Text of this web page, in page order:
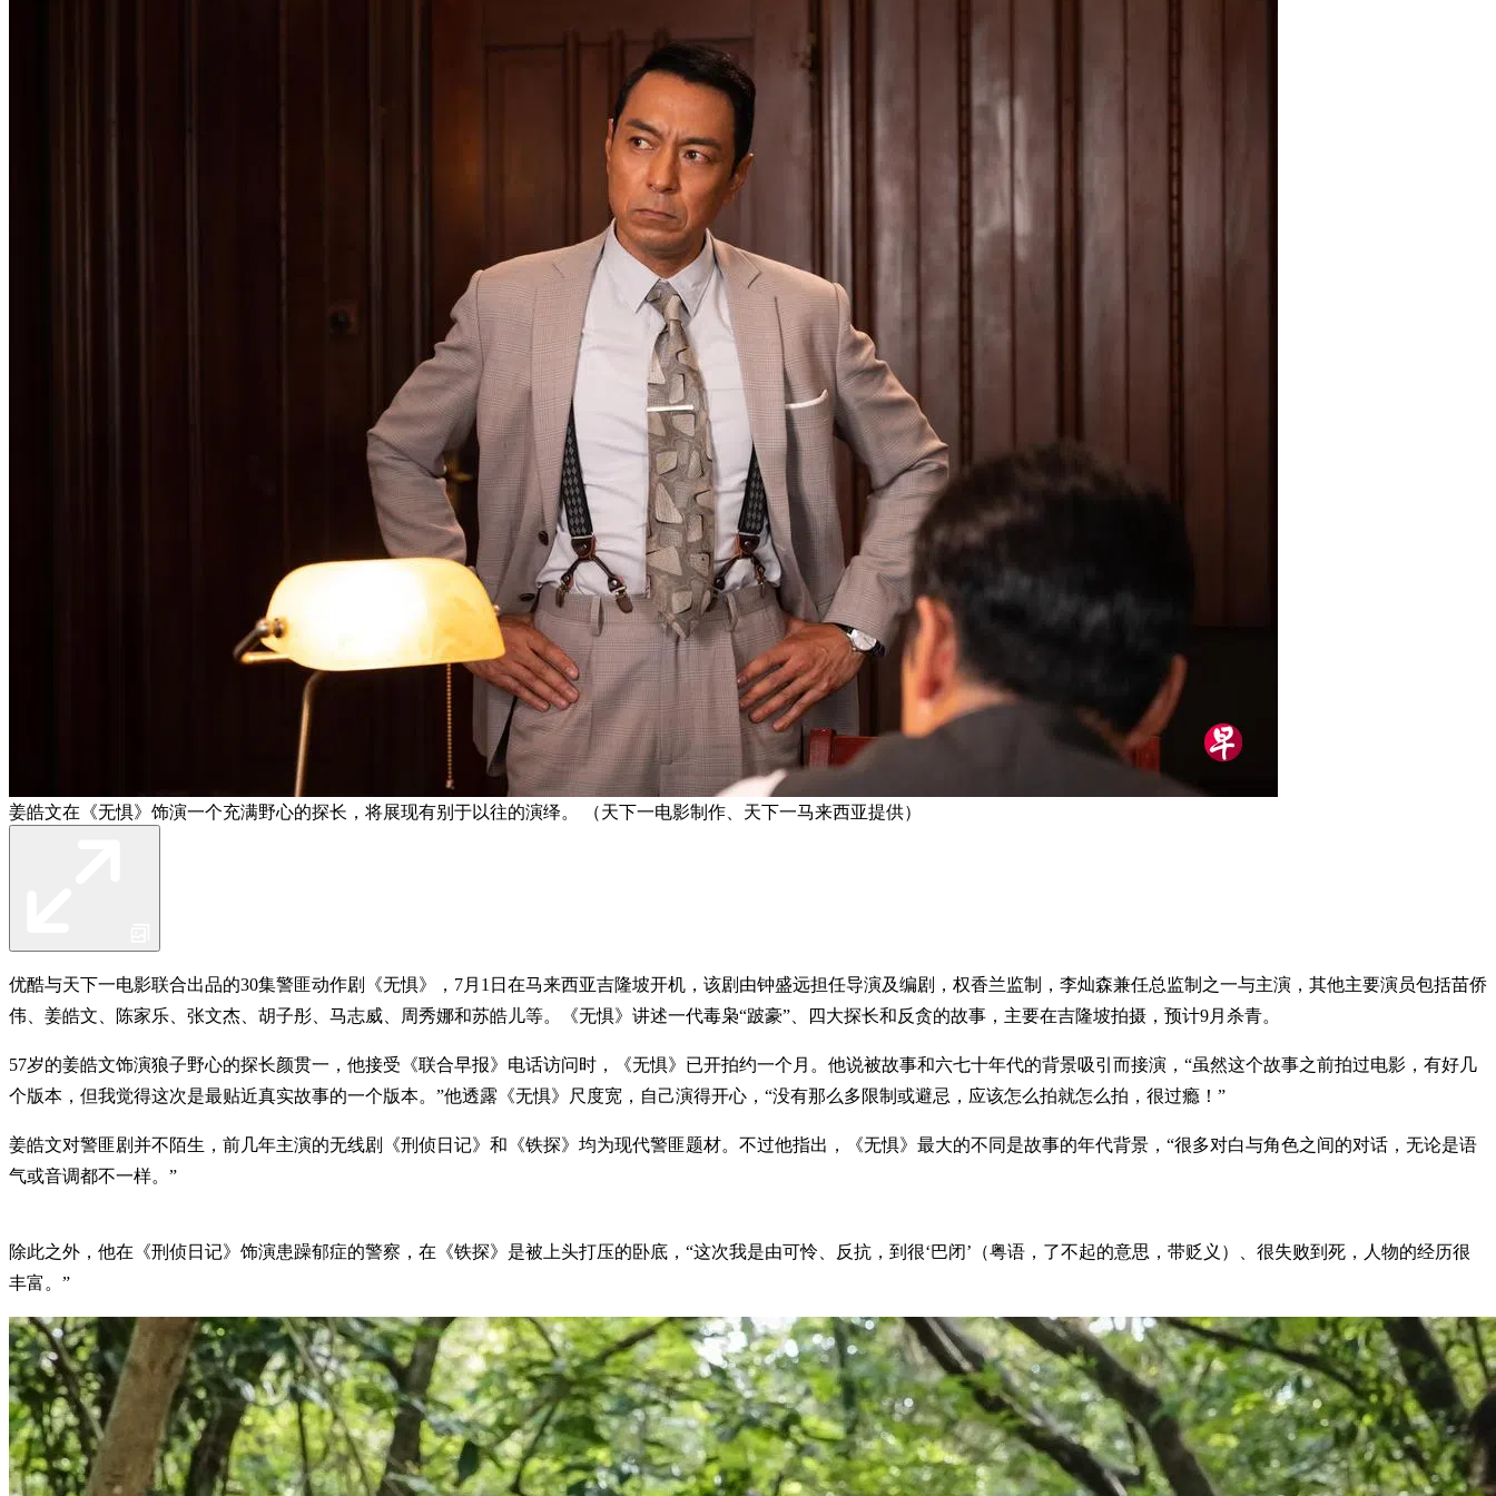
姜皓文在《无惧》饰演一个充满野心的探长，将展现有别于以往的演绎。 （天下一电影制作、天下一马来西亚提供）
优酷与天下一电影联合出品的30集警匪动作剧《无惧》，7月1日在马来西亚吉隆坡开机，该剧由钟盛远担任导演及编剧，权香兰监制，李灿森兼任总监制之一与主演，其他主要演员包括苗侨
伟、姜皓文、陈家乐、张文杰、胡子彤、马志威、周秀娜和苏皓儿等。《无惧》讲述一代毒枭“跛豪”、四大探长和反贪的故事，主要在吉隆坡拍摄，预计9月杀青。
57岁的姜皓文饰演狼子野心的探长颜贯一，他接受《联合早报》电话访问时，《无惧》已开拍约一个月。他说被故事和六七十年代的背景吸引而接演，“虽然这个故事之前拍过电影，有好几
个版本，但我觉得这次是最贴近真实故事的一个版本。”他透露《无惧》尺度宽，自己演得开心，“没有那么多限制或避忌，应该怎么拍就怎么拍，很过瘾！”
姜皓文对警匪剧并不陌生，前几年主演的无线剧《刑侦日记》和《铁探》均为现代警匪题材。不过他指出，《无惧》最大的不同是故事的年代背景，“很多对白与角色之间的对话，无论是语
气或音调都不一样。”
除此之外，他在《刑侦日记》饰演患躁郁症的警察，在《铁探》是被上头打压的卧底，“这次我是由可怜、反抗，到很‘巴闭’（粤语，了不起的意思，带贬义）、很失败到死，人物的经历很
丰富。”